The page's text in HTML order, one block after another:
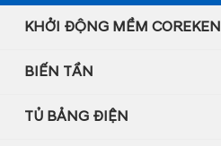
KHỞI ĐỘNG MỀM COREKEN
BIẾN TẦN
TỦ BẢNG ĐIỆN